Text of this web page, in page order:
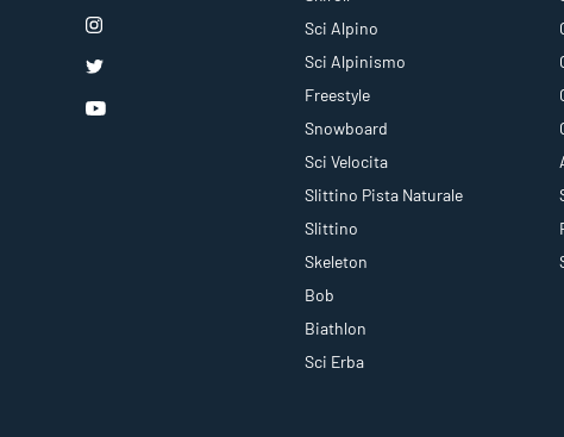
Sci Alpino
Sci Alpinismo
Freestyle
Snowboard
Sci Velocita
Slittino Pista Naturale
Slittino
Skeleton
Bob
Biathlon
Sci Erba